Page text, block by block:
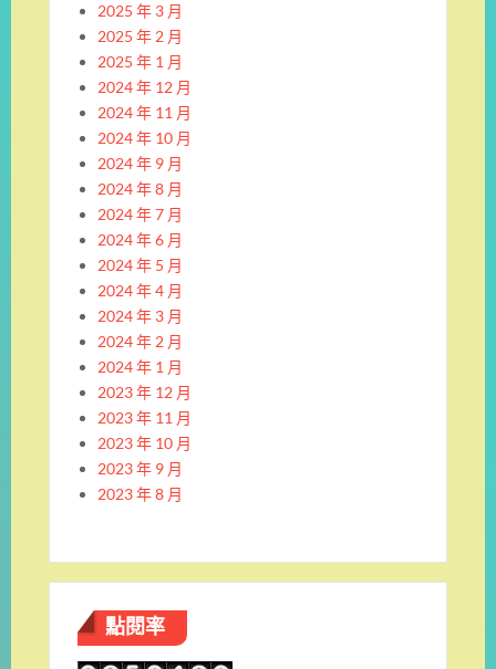
2025 年 3 月
2025 年 2 月
2025 年 1 月
2024 年 12 月
2024 年 11 月
2024 年 10 月
2024 年 9 月
2024 年 8 月
2024 年 7 月
2024 年 6 月
2024 年 5 月
2024 年 4 月
2024 年 3 月
2024 年 2 月
2024 年 1 月
2023 年 12 月
2023 年 11 月
2023 年 10 月
2023 年 9 月
2023 年 8 月
點閱率